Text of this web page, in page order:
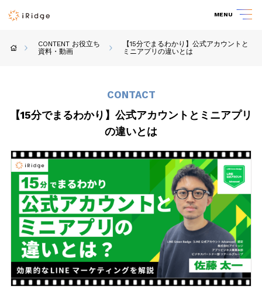
MENU
CONTENT お役立ち
資料・動画
【15分でまるわかり】公式アカウントと
ミニアプリの違いとは
CONTACT
【15分でまるわかり】公式アカウントとミニアプリ
の違いとは